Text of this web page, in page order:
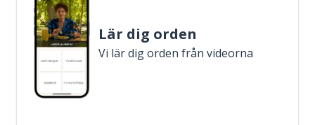
Lär dig orden
Vi lär dig orden från videorna